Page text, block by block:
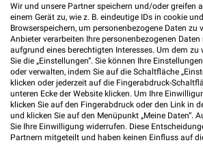
Noch mehr
der weekli
Wir und unsere Partner speichern und/oder greifen
einem Gerät zu, wie z. B. eindeutige IDs in cookie
Browserspeichern, um personenbezogene Daten zu
Anbieter verarbeiten Ihre personenbezogenen
aufgrund eines berechtigten Interesses. Um dem zu
Sie die „Einstellungen“. Sie können Ihre
oder verwalten, indem Sie auf die Schaltfläche
klicken oder jederzeit auf die Fingerabdruck-
unteren Ecke der Website klicken. Um Ihre
klicken Sie auf den Fingerabdruck oder den Link in
und klicken Sie auf den Menüpunkt „Meine Daten“.
Sie Ihre Einwilligung widerrufen. Diese
Partnern mitgeteilt und haben keinen Einfluss auf